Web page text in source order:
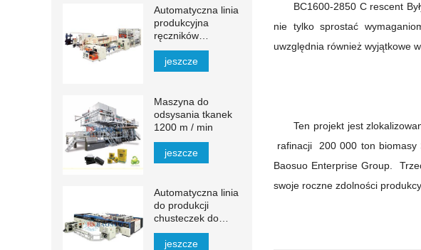
BC1600-2850 C rescent
nie tylko sprostać
uwzględnia również wyjątkowe
Ten projekt jest
rafinacji
200 000 ton biomasy
Baosuo Enterprise Group.
swoje roczne zdolności
Automatyczna linia
produkcyjna
ręczników
papierowych MJN-
PLjeszcze
Maszyna do
odsysania tkanek
1200 m / min
jeszcze
Automatyczna linia
do produkcji
chusteczek do
twarzy YH-FG
jeszcze